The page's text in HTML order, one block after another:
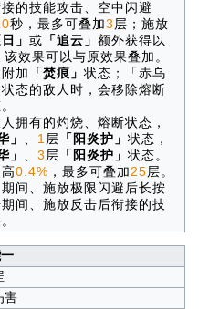
的技能攻击、空中闪避
秒，最多可叠加3 层；施放
」 或 「追云」 额外获得以
该效果可以与原效果叠加。
加 「焚痕」 状态；「赤乌
态的敌人时，会移除熔断
拥有的灼烧、熔断状态，
」 1 层 「阳炎护」 状态，
」 3 层 「阳炎护」 状态。
0.4% ，最多可叠加25层。
间、施放极限闪避后长按
间、施放反击后衔接的技
害